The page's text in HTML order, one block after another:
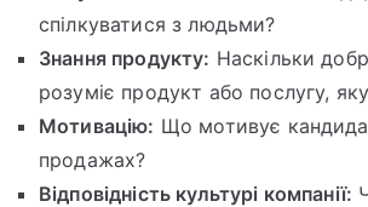
спілкуватися з людьми?
Знання продукту: Наскільки
розуміє продукт або послугу,
Мотивацію: Що мотивує
продажах?
Відповідність культурі компанії: